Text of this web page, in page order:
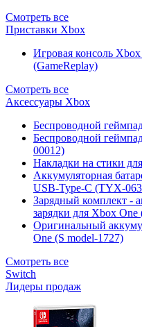
Смотреть все
Приставки Xbox
Игровая консоль
(GameReplay)
Смотреть все
Аксессуары Xbox
Беспроводной
Беспроводной
00012)
Накладки на стики
Аккумуляторная
USB-Type-C (TYX-
Зарядный комплект -
зарядки для Xbox
Оригинальный
One (S model-1727)
Смотреть все
Switch
Лидеры продаж